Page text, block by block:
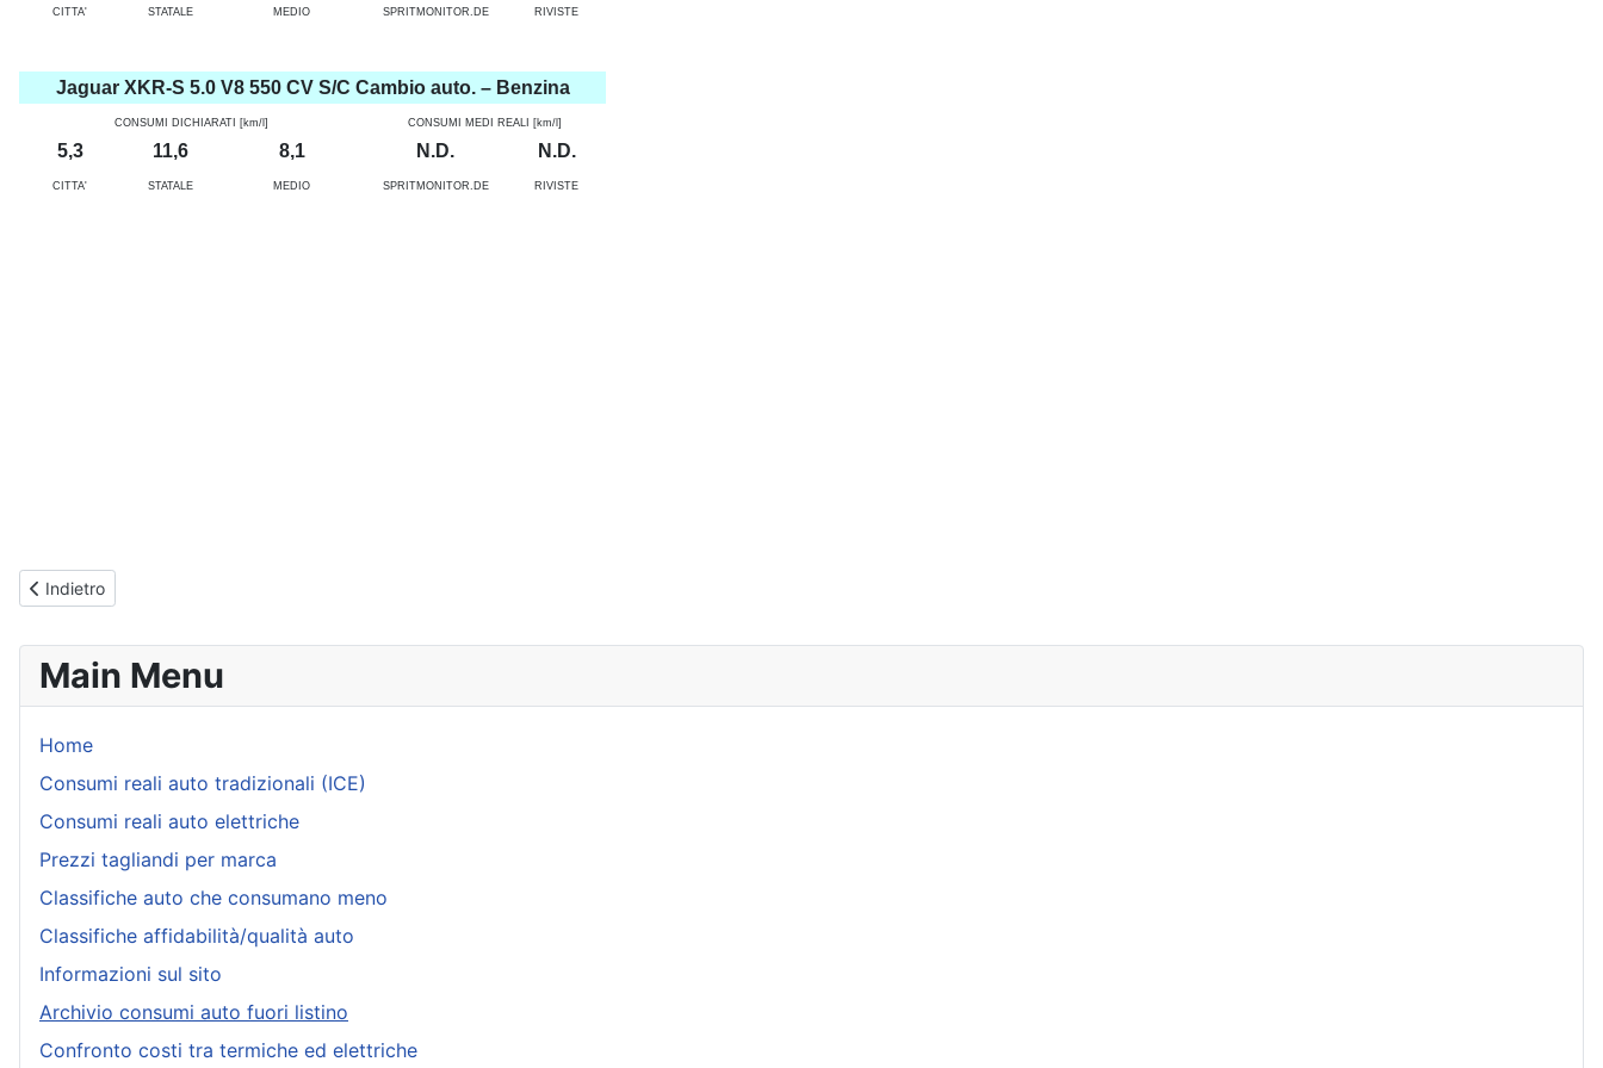
Main Menu
Home
Consumi reali auto tradizionali (ICE)
Consumi reali auto elettriche
Prezzi tagliandi per marca
Classifiche auto che consumano meno
Classifiche affidabilità/qualità auto
Informazioni sul sito
Archivio consumi auto fuori listino
Confronto costi tra termiche ed elettriche
CITTA' STATALE MEDIO SPRITMONITOR.DE RIVISTE
Jaguar XKR-S 5.0 V8 550 CV S/C Cambio auto. – Benzina
CONSUMI DICHIARATI [km/l] CONSUMI MEDI REALI [km/l]
5,3 11,6 8,1 N.D. N.D.
CITTA' STATALE MEDIO SPRITMONITOR.DE RIVISTE
Articolo precedente: Consumi Jaguar XF [2011-2015] - Reali indicati dai possessori, misurati dalle riviste e dichiarati dalla casa
Indietro